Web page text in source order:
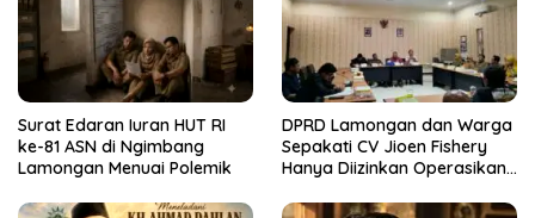
Surat Edaran Iuran HUT RI
ke-81 ASN di Ngimbang
Lamongan Menuai Polemik
DPRD Lamongan dan Warga
Sepakati CV Jioen Fishery
Hanya Diizinkan Operasikan